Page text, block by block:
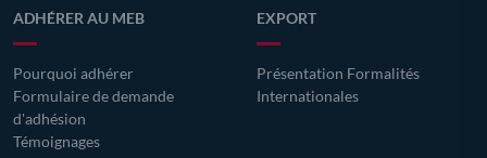
ADHÉRER AU MEB
Pourquoi adhérer
Formulaire de demande
d'adhésion
Témoignages
EXPORT
Présentation Formalités
Internationales